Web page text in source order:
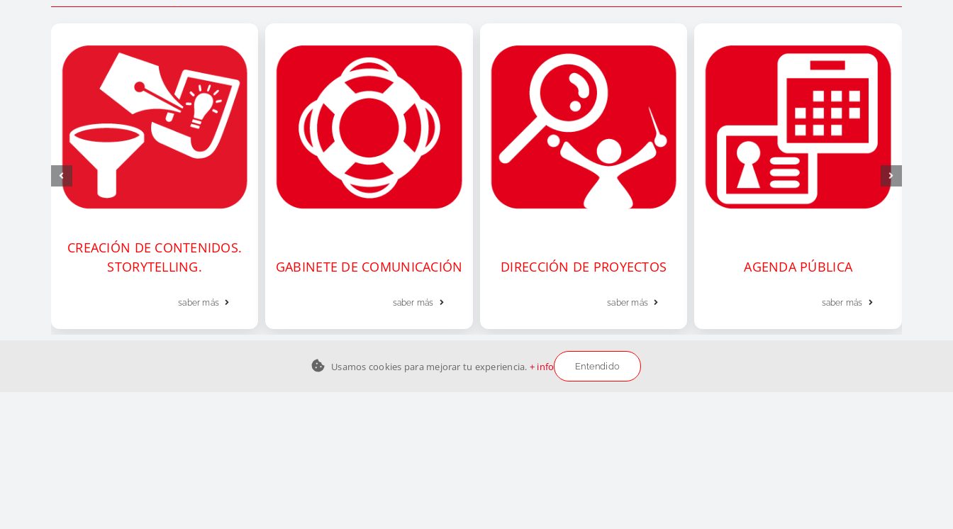
CREACIÓN DE CONTENIDOS.
STORYTELLING.
saber más
GABINETE DE COMUNICACIÓN
saber más
DIRECCIÓN DE PROYECTOS
saber más
AGENDA PÚBLICA
saber más
Usamos cookies para mejorar tu experiencia. + info Entendido